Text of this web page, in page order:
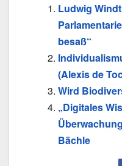
Ludwig
besaß“
(Alexis de
Wird
„Digitales
Bächle